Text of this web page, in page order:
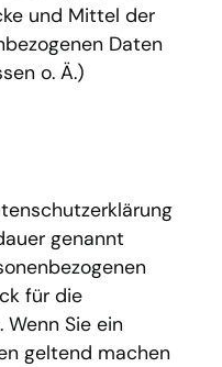
und Mittel der
Daten
o. Ä.)
genannt
für die
Sie ein
geltend machen